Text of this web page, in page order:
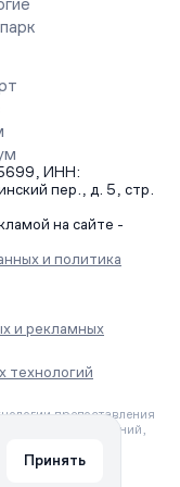
ИНН:
пер., д. 5, стр.
на сайте -
и политика
и рекламных
технологий
предоставления
и анализа сведений,
«Интернет»,
Принять